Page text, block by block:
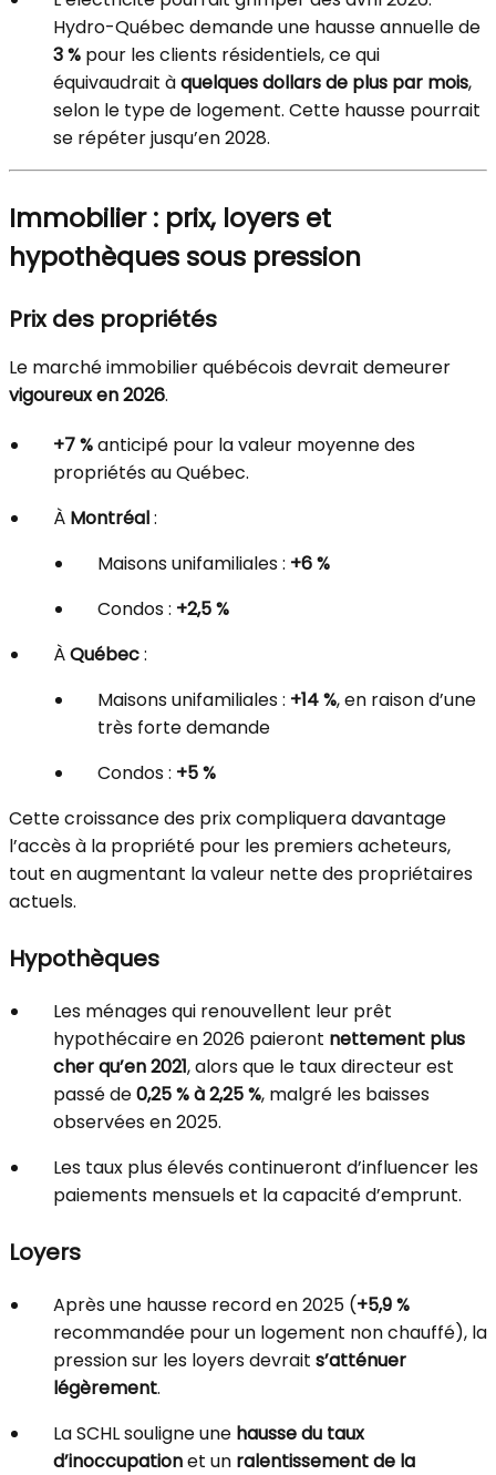
Hydro-Québec demande une hausse annuelle de
3 % pour les clients résidentiels, ce qui
équivaudrait àquelques dollars de plus par mois,
selon le type de logement. Cette hausse pourrait
se répéter jusqu’en 2028.
Immobilier : prix, loyers et
hypothèques sous pression
Prix des propriétés
Le marché immobilier québécois devrait demeurer
vigoureux en 2026.
+7 %anticipé pour la valeur moyenne des
propriétés au Québec.
À Montréal:
Maisons unifamiliales : +6 %
Condos : +2,5 %
ÀQuébec:
Maisons unifamiliales : +14 %, en raison d’une
très forte demande
Condos : +5 %
Cette croissance des prix compliquera davantage
l’accès à la propriété pour les premiers acheteurs,
tout en augmentant la valeur nette des propriétaires
actuels.
Hypothèques
Les ménages qui renouvellent leur prêt
hypothécaire en 2026 paieront nettement plus
cher qu’en 2021, alors que le taux directeur est
passé de0,25 % à 2,25 %, malgré les baisses
observées en 2025.
Les taux plus élevés continueront d’influencer les
paiements mensuels et la capacité d’emprunt.
Loyers
Après une hausse record en 2025 (+5,9 %
recommandée pour un logement non chauffé), la
pression sur les loyers devrait s’atténuer
légèrement.
La SCHL souligne une hausse du taux
d’inoccupationet un ralentissement de la